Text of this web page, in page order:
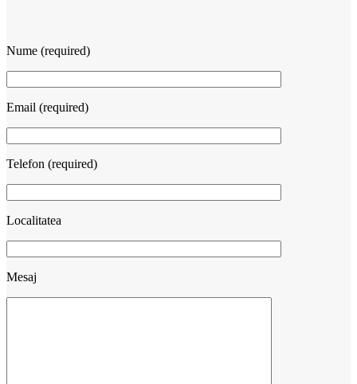
Nume (required)
Email (required)
Telefon (required)
Localitatea
Mesaj